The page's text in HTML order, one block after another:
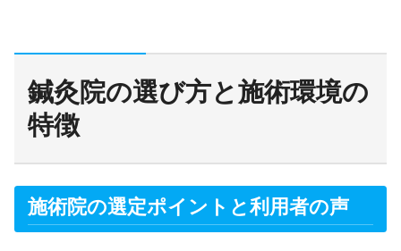
鍼灸院の選び方と施術環境の
特徴
施術院の選定ポイントと利用者の声